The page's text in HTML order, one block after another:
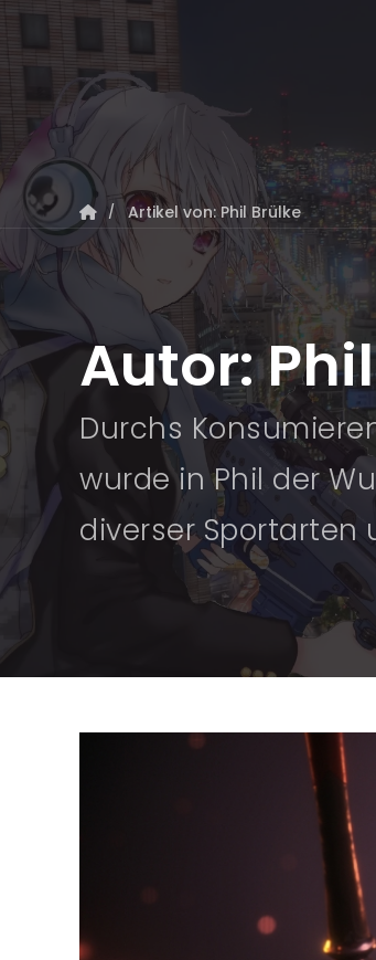
Artikel von: Phil Brülke
Autor:
Durchs
wurde in Phil der
diverser Sportarten